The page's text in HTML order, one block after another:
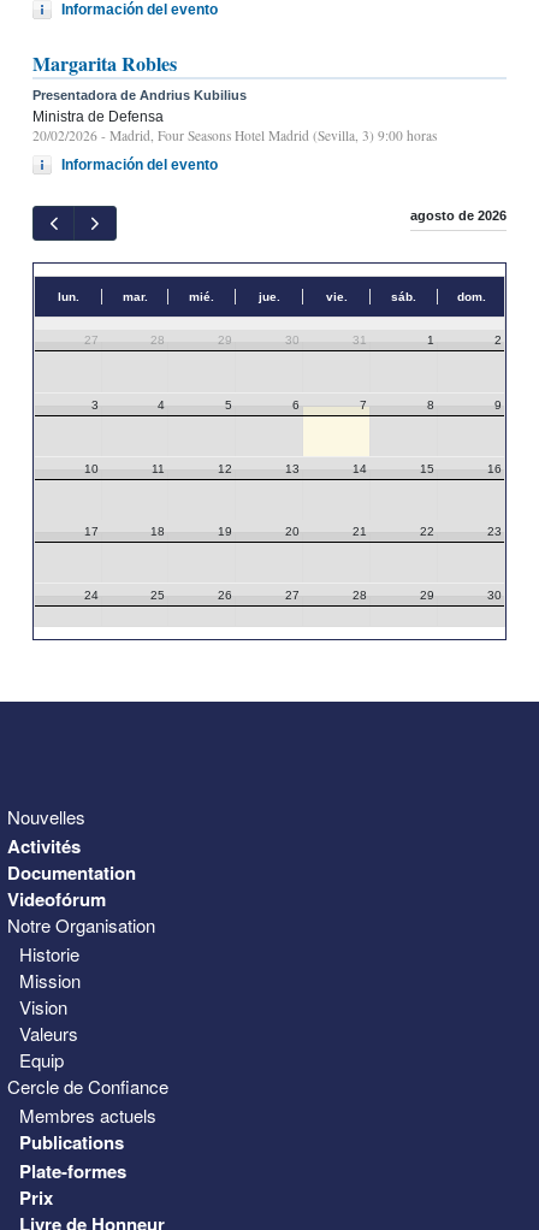
Información del evento
Margarita Robles
Presentadora de Andrius Kubilius
Ministra de Defensa
20/02/2026 - Madrid, Four Seasons Hotel Madrid (Sevilla, 3) 9:00 horas
Información del evento
agosto de 2026
lun. mar. mié. jue. vie. sáb. dom.
27 28 29 30 31 1 2
3 4 5 6 7 8 9
10 11 12 13 14 15 16
17 18 19 20 21 22 23
24 25 26 27 28 29 30
Nouvelles
Activités
Documentation
Videofórum
Notre Organisation
Historie
Mission
Vision
Valeurs
Equip
Cercle de Confiance
Membres actuels
Publications
Plate-formes
Prix
Livre de Honneur